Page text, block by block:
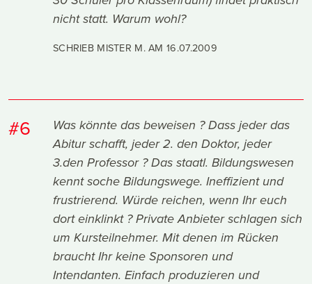
nicht statt. Warum wohl?
SCHRIEB MISTER M. AM16.07.2009
#6
Was könnte das beweisen ? Dass jeder das
Abitur schafft, jeder 2. den Doktor, jeder
3.den Professor ? Das staatl. Bildungswesen
kennt soche Bildungswege. Ineffizient und
frustrierend. Würde reichen, wenn Ihr euch
dort einklinkt ? Private Anbieter schlagen sich
um Kursteilnehmer. Mit denen im Rücken
braucht Ihr keine Sponsoren und
Intendanten. Einfach produzieren und